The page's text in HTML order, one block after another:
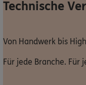
Sehen Sie auf
Technische
Von Handwerk bis
Für jede Branche. Für